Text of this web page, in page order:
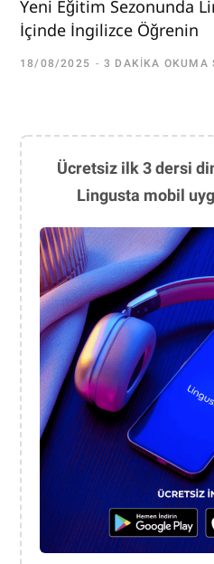
Yeni Eğitim Sezonunda
İçinde İngilizce Öğrenin
18/08/2025 3 DAKIKA OKUMA
Ücretsiz ilk 3 dersi
Lingusta mobil